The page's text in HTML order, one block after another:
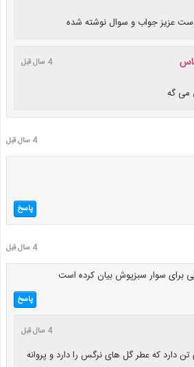
عزیز جواب و سوال نوشته شده
4 سال قبل
می گه
4 سال قبل
پاسخ
4 سال قبل
برای سوار سبزپوش بیان کرده است
پاسخ
4 سال قبل
دارد که عطر گل های نرگس را دارد و پروانه